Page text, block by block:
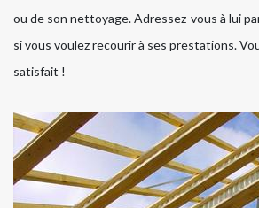
ou de son nettoyage. Adressez-vous à lui
si vous voulez recourir à ses prestations.
satisfait !